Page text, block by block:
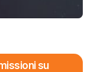
su